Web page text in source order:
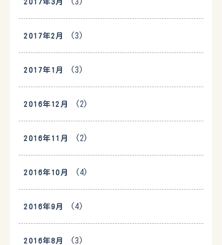
2017年3月
2017年2月 (3)
2017年1月 (3)
2016年12月 (2)
2016年11月 (2)
2016年10月 (4)
2016年9月 (4)
2016年8月 (3)